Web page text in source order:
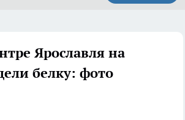
Ярославля на
белку: фото